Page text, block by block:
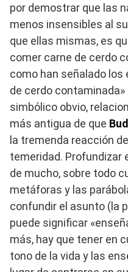
por demostrar que las
menos insensibles al
que ellas mismas, es
comer carne de cerdo
como han señalado los
de cerdo
simbólico obvio,
más antigua de que
la tremenda reacción
temeridad. Profundizar
de mucho, sobre todo
metáforas y las
confundir el asunto (la
puede significar
más, hay que tener en
tono de la vida y las